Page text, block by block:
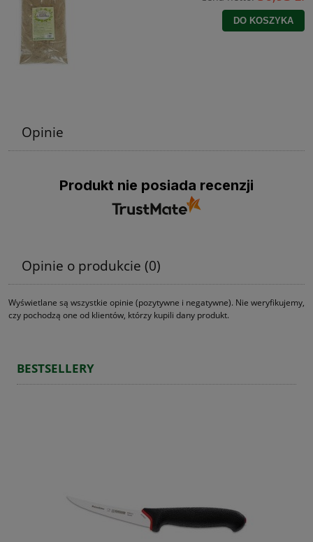
DO KOSZYKA
Opinie
Produkt nie posiada recenzji
Opinie o produkcie (0)
Wyświetlane są wszystkie opinie (pozytywne i negatywne). Nie weryfikujemy,
czy pochodzą one od klientów, którzy kupili dany produkt.
BESTSELLERY